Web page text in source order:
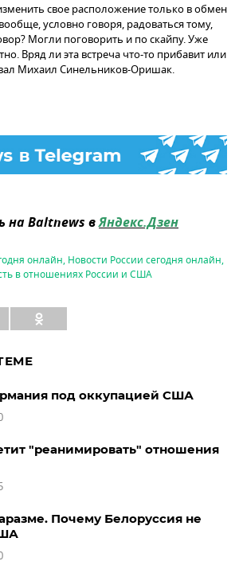
свое расположение только в обмен
условно говоря, радоваться тому,
Могли поговорить и по скайпу. Уже
Вряд ли эта встреча что-то прибавит или
Михаил Синельников-Оришак.
на Baltnews вЯндекс.Дзен
онлайн, Новости России сегодня онлайн,
в отношениях России и США
под оккупацией США
"реанимировать" отношения
Почему Белоруссия не